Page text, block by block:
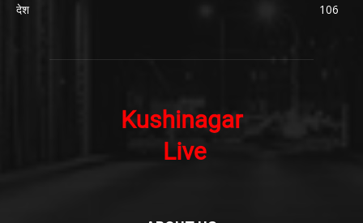
देश
106